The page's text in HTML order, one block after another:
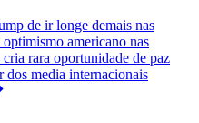
de ir longe demais nas
americano nas
rara oportunidade de paz
dos media internacionais